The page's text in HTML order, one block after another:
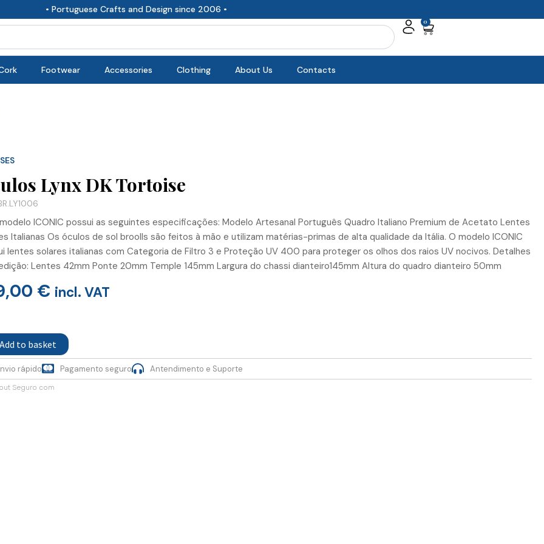
• Portuguese Crafts and Design since 2006 •
0
Cart
Footwear Accessories Clothing About Us Contacts
Lynx DK Tortoise
ICONIC possui as seguintes especificações: Modelo Artesanal Português Quadro Italiano Premium de Acetato Lentes
Italianas Os óculos de sol broolls são feitos à mão e utilizam matérias-primas de alta qualidade da Itália. O modelo ICONIC
lentes solares italianas com Categoria de Filtro 3 e Proteção UV 400 para proteger os olhos dos raios UV nocivos. Detalhes
Lentes 42mm Ponte 20mm Temple 145mm Largura do chassi dianteiro145mm Altura do quadro dianteiro 50mm
€ incl. VAT
Add to basket
rápido Pagamento seguro Antendimento e Suporte
Seguro com